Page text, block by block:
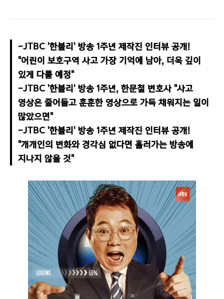
-JTBC '한블리' 방송 1주년 제작진 인터뷰 공개!
"어린이 보호구역 사고 가장 기억에 남아, 더욱 깊이
있게 다룰 예정"
-JTBC '한블리' 방송 1주년, 한문철 변호사 "사고
영상은 줄어들고 훈훈한 영상으로 가득 채워지는 일이
많았으면"
-JTBC '한블리' 방송 1주년 제작진 인터뷰 공개!
"개개인의 변화와 경각심 없다면 흘러가는 방송에
지나지 않을 것"